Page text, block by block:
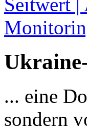
... eine
sondern